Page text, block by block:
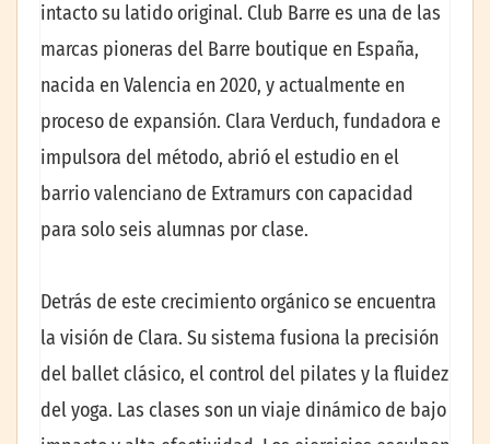
intacto su latido original. Club Barre es una de las
marcas pioneras del Barre boutique en España,
nacida en Valencia en 2020, y actualmente en
proceso de expansión. Clara Verduch, fundadora e
impulsora del método, abrió el estudio en el
barrio valenciano de Extramurs con capacidad
para solo seis alumnas por clase.
Detrás de este crecimiento orgánico se encuentra
la visión de Clara. Su sistema fusiona la precisión
del ballet clásico, el control del pilates y la fluidez
del yoga. Las clases son un viaje dinámico de bajo